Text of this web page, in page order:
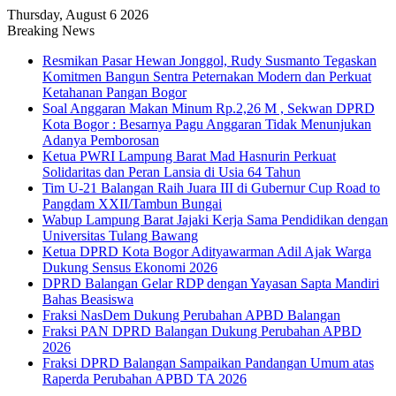
Thursday, August 6 2026
Breaking News
Resmikan Pasar Hewan Jonggol, Rudy Susmanto Tegaskan
Komitmen Bangun Sentra Peternakan Modern dan Perkuat
Ketahanan Pangan Bogor
Soal Anggaran Makan Minum Rp.2,26 M , Sekwan DPRD
Kota Bogor : Besarnya Pagu Anggaran Tidak Menunjukan
Adanya Pemborosan
Ketua PWRI Lampung Barat Mad Hasnurin Perkuat
Solidaritas dan Peran Lansia di Usia 64 Tahun
Tim U-21 Balangan Raih Juara III di Gubernur Cup Road to
Pangdam XXII/Tambun Bungai
Wabup Lampung Barat Jajaki Kerja Sama Pendidikan dengan
Universitas Tulang Bawang
Ketua DPRD Kota Bogor Adityawarman Adil Ajak Warga
Dukung Sensus Ekonomi 2026
DPRD Balangan Gelar RDP dengan Yayasan Sapta Mandiri
Bahas Beasiswa
Fraksi NasDem Dukung Perubahan APBD Balangan
Fraksi PAN DPRD Balangan Dukung Perubahan APBD
2026
Fraksi DPRD Balangan Sampaikan Pandangan Umum atas
Raperda Perubahan APBD TA 2026